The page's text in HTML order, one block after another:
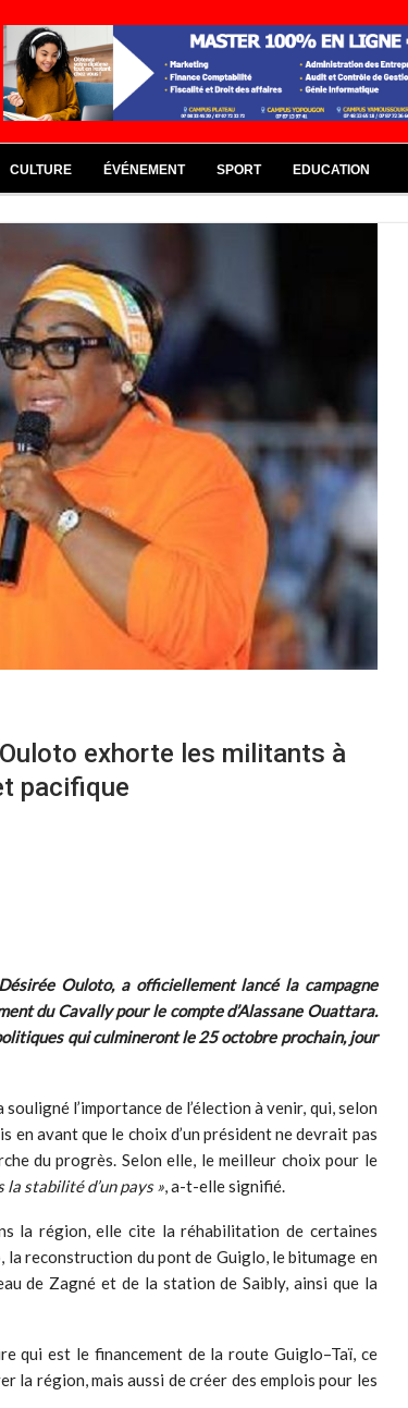
CULTURE ÉVÉNEMENT SPORT EDUCATION
exhorte les militants à
pacifique
Ouloto, a officiellement lancé la campagne
du Cavally pour le compte d’Alassane Ouattara.
qui culmineront le 25 octobre prochain, jour
l’importance de l’élection à venir, qui, selon
en avant que le choix d’un président ne devrait pas
du progrès. Selon elle, le meilleur choix pour le
la stabilité d’un pays », a-t-elle signifié.
la région, elle cite la réhabilitation de certaines
reconstruction du pont de Guiglo, le bitumage en
de Zagné et de la station de Saibly, ainsi que la
qui est le financement de la route Guiglo–Taï, ce
la région, mais aussi de créer des emplois pour les